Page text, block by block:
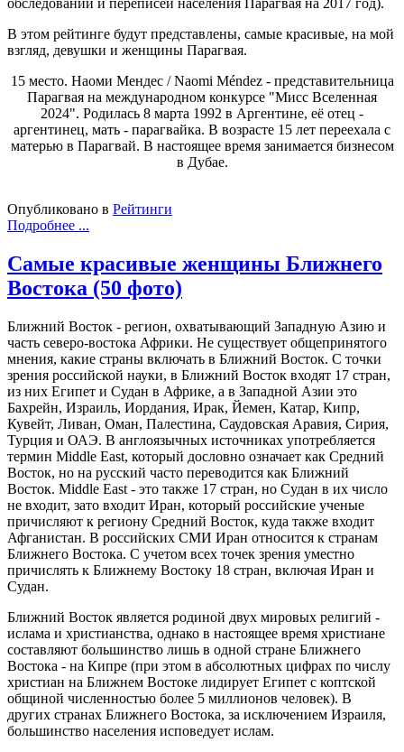
В этом рейтинге будут представлены, самые красивые, на мой
взгляд, девушки и женщины Парагвая.
15 место. Наоми Мендес / Naomi Méndez - представительница
Парагвая на международном конкурсе "Мисс Вселенная
2024". Родилась 8 марта 1992 в Аргентине, её отец -
аргентинец, мать - парагвайка. В возрасте 15 лет переехала с
матерью в Парагвай. В настоящее время занимается бизнесом
в Дубае.
Опубликовано в Рейтинги
Подробнее ...
Самые красивые женщины Ближнего
Востока (50 фото)
Ближний Восток - регион, охватывающий Западную Азию и
часть северо-востока Африки. Не существует общепринятого
мнения, какие страны включать в Ближний Восток. С точки
зрения российской науки, в Ближний Восток входят 17 стран,
из них Египет и Судан в Африке, а в Западной Азии это
Бахрейн, Израиль, Иордания, Ирак, Йемен, Катар, Кипр,
Кувейт, Ливан, Оман, Палестина, Саудовская Аравия, Сирия,
Турция и ОАЭ. В англоязычных источниках употребляется
термин Middle East, который дословно означает как Средний
Восток, но на русский часто переводится как Ближний
Восток. Middle East - это также 17 стран, но Судан в их число
не входит, зато входит Иран, который российские ученые
причисляют к региону Средний Восток, куда также входит
Афганистан. В российских СМИ Иран относится к странам
Ближнего Востока. С учетом всех точек зрения уместно
причислять к Ближнему Востоку 18 стран, включая Иран и
Судан.
Ближний Восток является родиной двух мировых религий -
ислама и христианства, однако в настоящее время христиане
составляют большинство лишь в одной стране Ближнего
Востока - на Кипре (при этом в абсолютных цифрах по числу
христиан на Ближнем Востоке лидирует Египет с коптской
общиной численностью более 5 миллионов человек). В
других странах Ближнего Востока, за исключением Израиля,
большинство населения исповедует ислам.